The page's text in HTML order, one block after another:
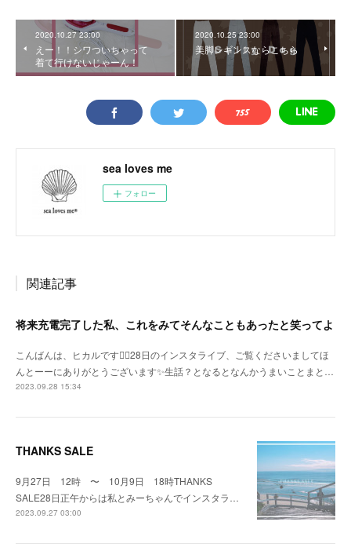
2020.10.27 23:00
えー！！シワついちゃって
着て行けないじゃーん！
2020.10.25 23:00
美脚レギンスならこちら
sea loves me
フォロー
関連記事
将来充電完了した私、これをみてそんなこともあったと笑ってよ
こんばんは、ヒカルです🙇‍♀️28日のインスタライブ、ご覧くださいましてほ
んとーーにありがとうございます✨生話？となるとなんかうまいことまと…
2023.09.28 15:34
THANKS SALE
9月27日 12時 〜 10月9日 18時THANKS
SALE28日正午からは私とみーちゃんでインスタラ…
2023.09.27 03:00